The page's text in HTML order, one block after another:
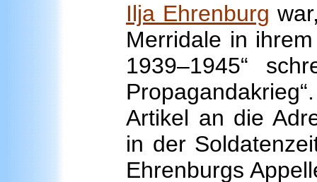
Ilja Ehrenburg
Merridale in
1939–1945“
Artikel an die
in der
Ehrenburgs